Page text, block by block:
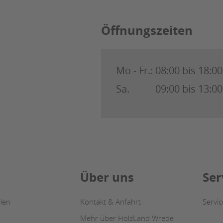
Öffnungszeiten
Mo - Fr.: 08:00 bis
Sa.
09:00 bis
Über uns
Kontakt & Anfahrt
Mehr über HolzLand Wrede